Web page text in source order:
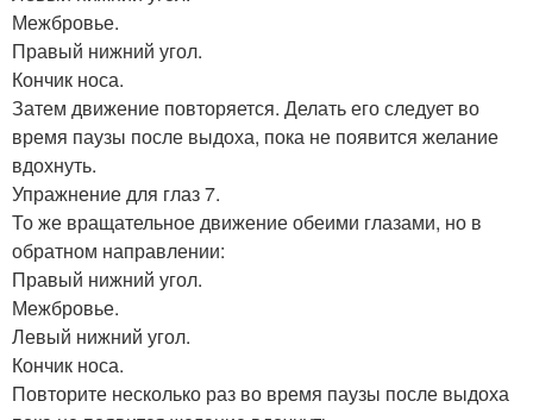
Межбровье.
Правый нижний угол.
Кончик носа.
Затем движение повторяется. Делать его следует во
время паузы после выдоха, пока не появится желание
вдохнуть.
Упражнение для глаз 7.
То же вращательное движение обеими глазами, но в
обратном направлении:
Правый нижний угол.
Межбровье.
Левый нижний угол.
Кончик носа.
Повторите несколько раз во время паузы после выдоха